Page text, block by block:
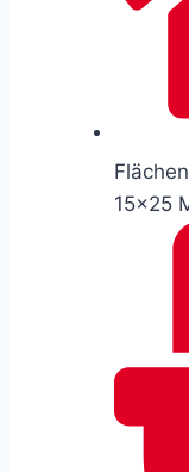
15×25